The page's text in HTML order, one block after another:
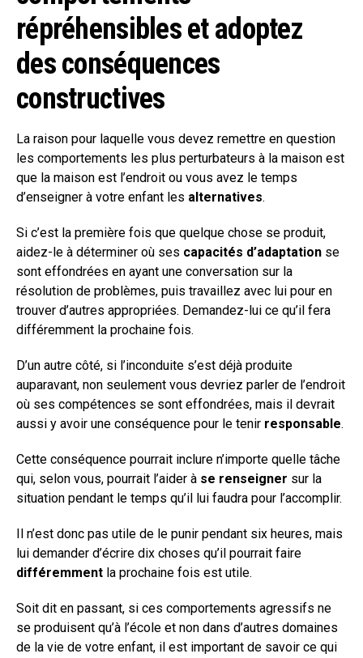
répréhensibles et adoptez
des conséquences
constructives
La raison pour laquelle vous devez remettre en question
les comportements les plus perturbateurs à la maison est
que la maison est l’endroit ou vous avez le temps
d’enseigner à votre enfant les alternatives.
Si c’est la première fois que quelque chose se produit,
aidez-le à déterminer où ses capacités d’adaptation se
sont effondrées en ayant une conversation sur la
résolution de problèmes, puis travaillez avec lui pour en
trouver d’autres appropriées. Demandez-lui ce qu’il fera
différemment la prochaine fois.
D’un autre côté, si l’inconduite s’est déjà produite
auparavant, non seulement vous devriez parler de l’endroit
où ses compétences se sont effondrées, mais il devrait
aussi y avoir une conséquence pour le tenir responsable.
Cette conséquence pourrait inclure n’importe quelle tâche
qui, selon vous, pourrait l’aider à se renseigner sur la
situation pendant le temps qu’il lui faudra pour l’accomplir.
Il n’est donc pas utile de le punir pendant six heures, mais
lui demander d’écrire dix choses qu’il pourrait faire
différemment la prochaine fois est utile.
Soit dit en passant, si ces comportements agressifs ne
se produisent qu’à l’école et non dans d’autres domaines
de la vie de votre enfant, il est important de savoir ce qui